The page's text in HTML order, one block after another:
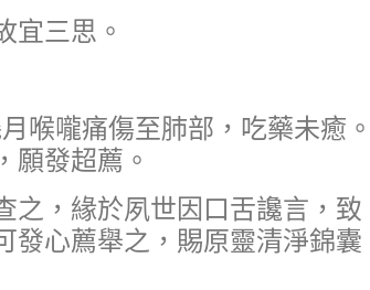
宜三思。
喉嚨痛傷至肺部，吃藥未癒。
願發超薦。
之，緣於夙世因口舌讒言，致
發心薦舉之，賜原靈清淨錦囊